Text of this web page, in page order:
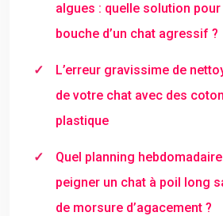
algues : quelle solution
bouche d’un chat agressif ?
L’erreur gravissime de
de votre chat avec des
plastique
Quel planning
peigner un chat à poil long
de morsure d’agacement ?